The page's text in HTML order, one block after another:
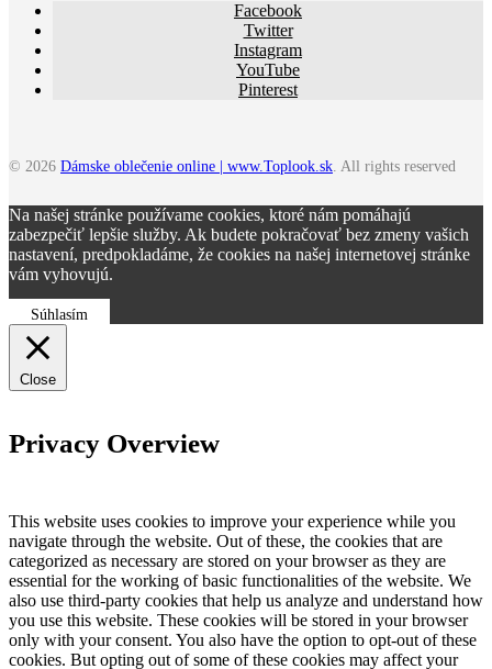
Facebook
Twitter
Instagram
YouTube
Pinterest
© 2026 Dámske oblečenie online | www.Toplook.sk. All rights reserved
Na našej stránke používame cookies, ktoré nám pomáhajú
zabezpečiť lepšie služby. Ak budete pokračovať bez zmeny vašich
nastavení, predpokladáme, že cookies na našej internetovej stránke
vám vyhovujú.
Súhlasím
Close
Privacy Overview
This website uses cookies to improve your experience while you
navigate through the website. Out of these, the cookies that are
categorized as necessary are stored on your browser as they are
essential for the working of basic functionalities of the website. We
also use third-party cookies that help us analyze and understand how
you use this website. These cookies will be stored in your browser
only with your consent. You also have the option to opt-out of these
cookies. But opting out of some of these cookies may affect your